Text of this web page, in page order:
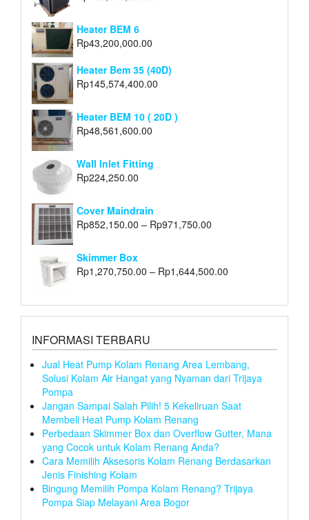
Heater BEM 6
Rp43,200,000.00
Heater Bem 35 (40D)
Rp145,574,400.00
Heater BEM 10 ( 20D )
Rp48,561,600.00
Wall Inlet Fitting
Rp224,250.00
Cover Maindrain
Rp852,150.00 – Rp971,750.00
Skimmer Box
Rp1,270,750.00 – Rp1,644,500.00
INFORMASI TERBARU
Jual Heat Pump Kolam Renang Area Lembang,
Solusi Kolam Air Hangat yang Nyaman dari Trijaya
Pompa
Jangan Sampai Salah Pilih! 5 Kekeliruan Saat
Membeli Heat Pump Kolam Renang
Perbedaan Skimmer Box dan Overflow Gutter, Mana
yang Cocok untuk Kolam Renang Anda?
Cara Memilih Aksesoris Kolam Renang Berdasarkan
Jenis Finishing Kolam
Bingung Memilih Pompa Kolam Renang? Trijaya
Pompa Siap Melayani Area Bogor